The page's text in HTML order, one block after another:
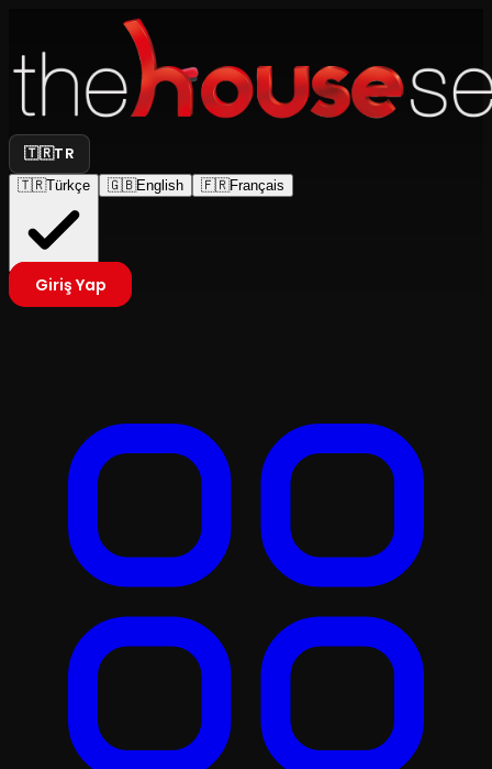
🇹🇷TR
🇹🇷Türkçe 🇬🇧English 🇫🇷Français
Giriş Yap